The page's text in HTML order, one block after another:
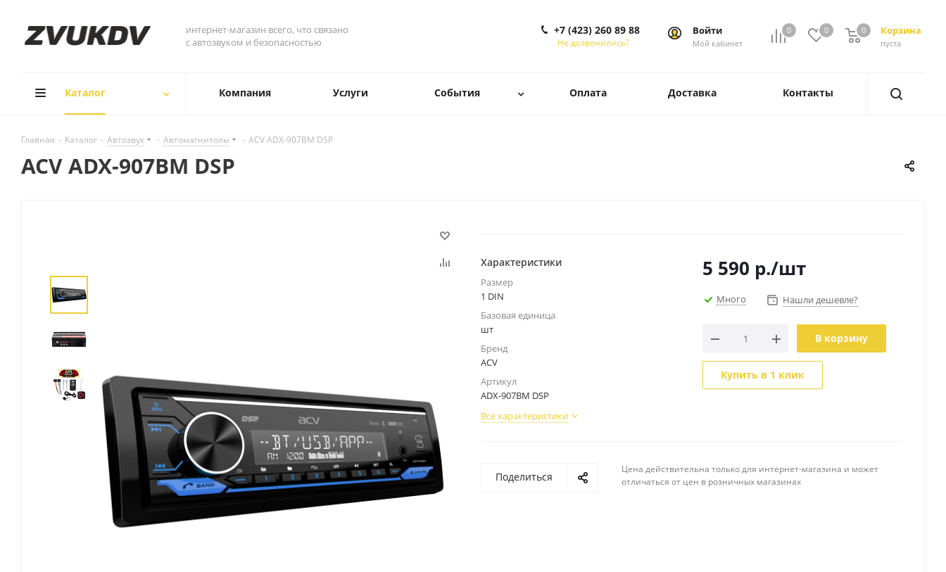
интернет-магазин всего, что связано
с автозвуком и безопасностью
0 0 Корзина
0
пуста
0
Войти
Мой кабинет
+7 (423) 260 89 88
Не дозвонились?
Каталог Компания Услуги События Оплата Доставка Контакты
Главная - Каталог - Автозвук - Автомагнитолы - ACV ADX-907BM DSP
ACV ADX-907BM DSP
Характеристики
Размер
1 DIN
Базовая единица
шт
Бренд
ACV
Артикул
ADX-907BM DSP
Все характеристики
5 590 р./шт
Много Нашли дешевле?
В корзину
Купить в 1 клик
Поделиться
Цена действительна только для интернет-магазина и может
отличаться от цен в розничных магазинах